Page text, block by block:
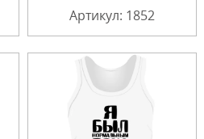
Артикул: 1852